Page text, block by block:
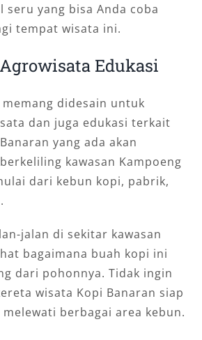
seru yang bisa Anda coba
tempat wisata ini.
Edukasi
didesain untuk
dan juga edukasi terkait
yang ada akan
kawasan Kampoeng
dari kebun kopi, pabrik,
jalan di sekitar kawasan
bagaimana buah kopi ini
dari pohonnya. Tidak ingin
wisata Kopi Banaran siap
melewati berbagai area kebun.